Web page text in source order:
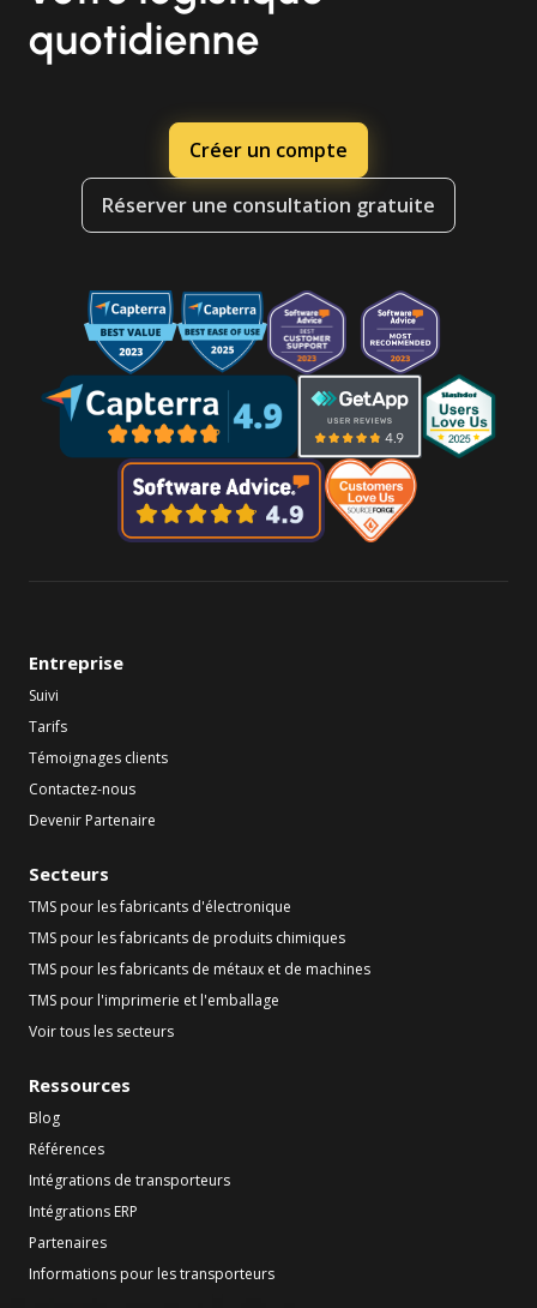
quotidienne
Créer un compte
Réserver une consultation gratuite
Entreprise
Suivi
Tarifs
Témoignages clients
Contactez-nous
Devenir Partenaire
Secteurs
TMS pour les fabricants d'électronique
TMS pour les fabricants de produits chimiques
TMS pour les fabricants de métaux et de machines
TMS pour l'imprimerie et l'emballage
Voir tous les secteurs
Ressources
Blog
Références
Intégrations de transporteurs
Intégrations ERP
Partenaires
Informations pour les transporteurs